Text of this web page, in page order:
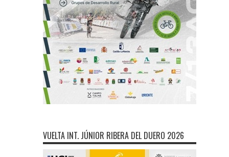
VUELTA INT. JÚNIOR RIBERA DEL DUERO 2026